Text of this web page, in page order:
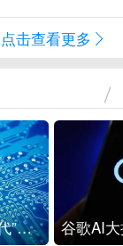
点击查看更多
美国也要搞“国产替代”？先算清三笔账